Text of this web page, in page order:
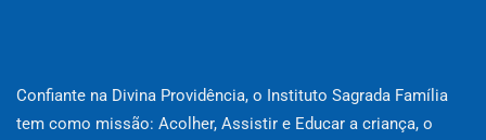
Confiante na Divina Providência, o Instituto Sagrada Família
tem como missão: Acolher, Assistir e Educar a criança, o